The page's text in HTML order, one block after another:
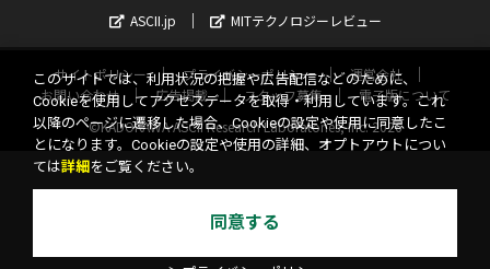
ASCII.jp
MITテクノロジーレビュー
サイトポリシー プライバシーポリシー
運営会社
お問い合わせ
広告掲載 スタッフ募集
電子版について
©KADOKAWA ASCII Research Laboratories, Inc. 2026
このサイトでは、利用状況の把握や広告配信などのために、
Cookieを使用してアクセスデータを取得・利用しています。これ
以降のページに遷移した場合、Cookieの設定や使用に同意したこ
とになります。Cookieの設定や使用の詳細、オプトアウトについ
ては詳細 をご覧ください。
同意する